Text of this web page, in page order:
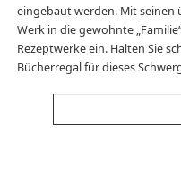
eingebaut werden. Mit seinen
Werk in die gewohnte
Rezeptwerke ein. Halten Sie
Bücherregal für dieses